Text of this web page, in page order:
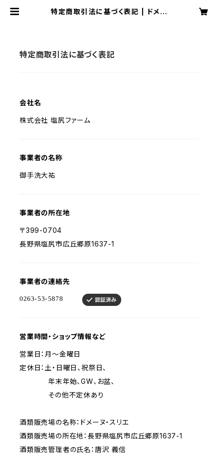
特定商取引法に基づく表記 | ドメー
特定商取引法に基づく表記
会社名
株式会社 塩尻ファーム
事業者の名称
御手洗大祐
事業者の所在地
〒399-0704
長野県塩尻市広丘郷原1637-1
事業者の連絡先
営業時間・ショップ情報など
営業日：月～金曜日
定休日：土・日曜日、祝祭日、
年末年始、GW、お盆、
その他不定休あり
酒類販売場の名称：ドメーヌ・スリエ
酒類販売場の所在地：長野県塩尻市広丘郷原1637-1
酒類販売管理者の氏名：唐沢 義信